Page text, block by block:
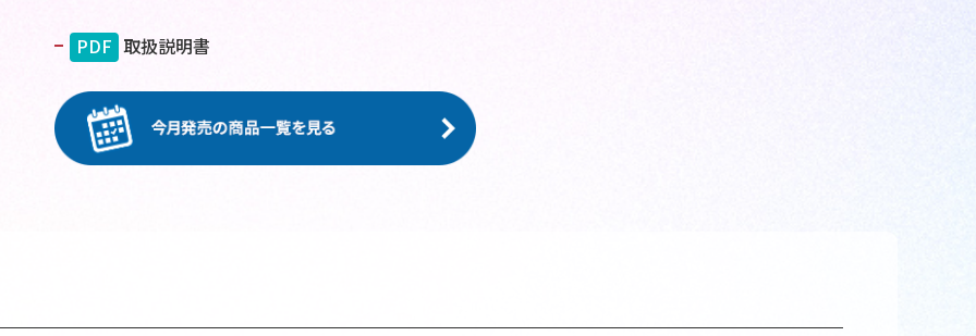
PDF 取扱説明書